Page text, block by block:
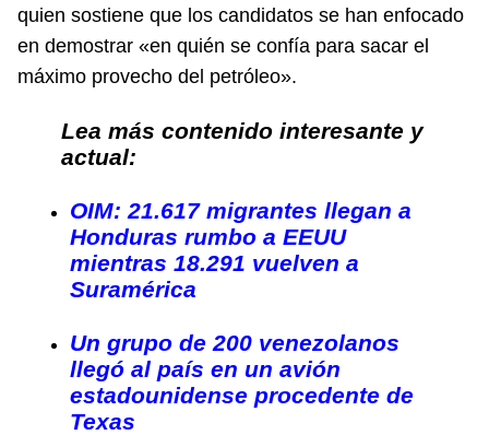
quien sostiene que los candidatos se han enfocado
en demostrar «en quién se confía para sacar el
máximo provecho del petróleo».
Lea más contenido interesante y
actual:
OIM: 21.617 migrantes llegan a
Honduras rumbo a EEUU
mientras 18.291 vuelven a
Suramérica
Un grupo de 200 venezolanos
llegó al país en un avión
estadounidense procedente de
Texas